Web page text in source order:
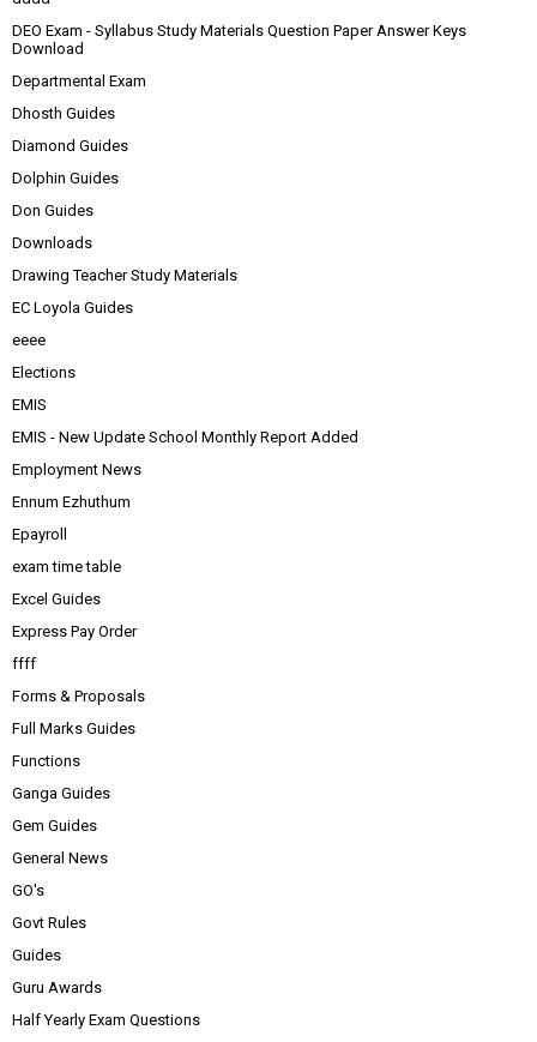
DEO Exam - Syllabus Study Materials Question Paper Answer Keys
Download
Departmental Exam
Dhosth Guides
Diamond Guides
Dolphin Guides
Don Guides
Downloads
Drawing Teacher Study Materials
EC Loyola Guides
eeee
Elections
EMIS
EMIS - New Update School Monthly Report Added
Employment News
Ennum Ezhuthum
Epayroll
exam time table
Excel Guides
Express Pay Order
ffff
Forms & Proposals
Full Marks Guides
Functions
Ganga Guides
Gem Guides
General News
GO's
Govt Rules
Guides
Guru Awards
Half Yearly Exam Questions